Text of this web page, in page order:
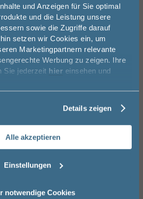
und Anzeigen für Sie optimal
und die Leistung unsere
sowie die Zugriffe darauf
setzen wir Cookies ein, um
Marketingpartnern relevante
Werbung zu zeigen. Ihre
Sie jederzeit hier einsehen und
Details zeigen
Alle akzeptieren
Einstellungen
notwendige Cookies
Renova Plan Waschtisch
€ sparen!
sich hier zu unserem
an und sparen Sie
Ihre Bestellung!
Anmelden